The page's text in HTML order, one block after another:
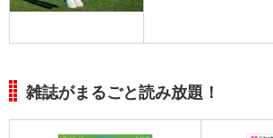
雑誌がまるごと読み放題！